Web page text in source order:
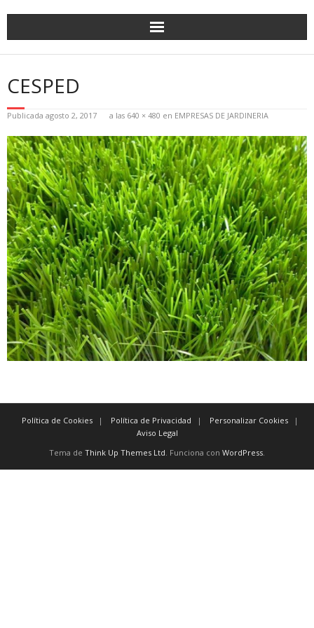
CESPED
Publicada agosto 2, 2017 a las 640 × 480 en EMPRESAS DE JARDINERIA
Política de Cookies Política de Privacidad
Personalizar Cookies
Aviso Legal
Tema de Think Up Themes Ltd. Funciona con WordPress.